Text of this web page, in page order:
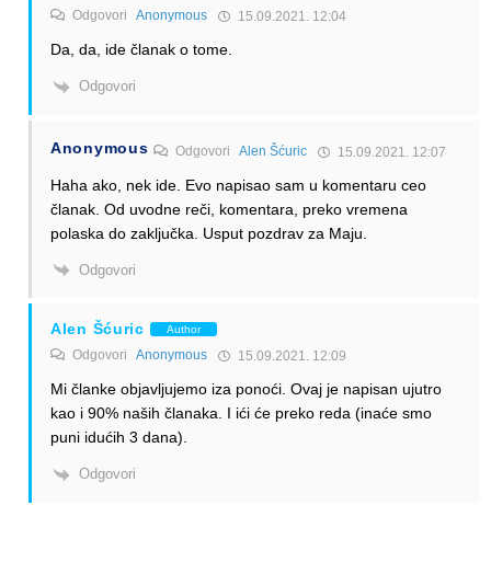
Odgovori Anonymous 15.09.2021. 12:04
Da, da, ide članak o tome.
Odgovori
Anonymous OdgovoriAlen Šćuric 15.09.2021. 12:07
Haha ako, nek ide. Evo napisao sam u komentaru ceo
članak. Od uvodne reči, komentara, preko vremena
polaska do zaključka. Usput pozdrav za Maju.
Odgovori
Alen Šćuric Author
Odgovori Anonymous 15.09.2021. 12:09
Mi članke objavljujemo iza ponoći. Ovaj je napisan ujutro
kao i 90% naših članaka. I ići će preko reda (inaće smo
puni idućih 3 dana).
Odgovori